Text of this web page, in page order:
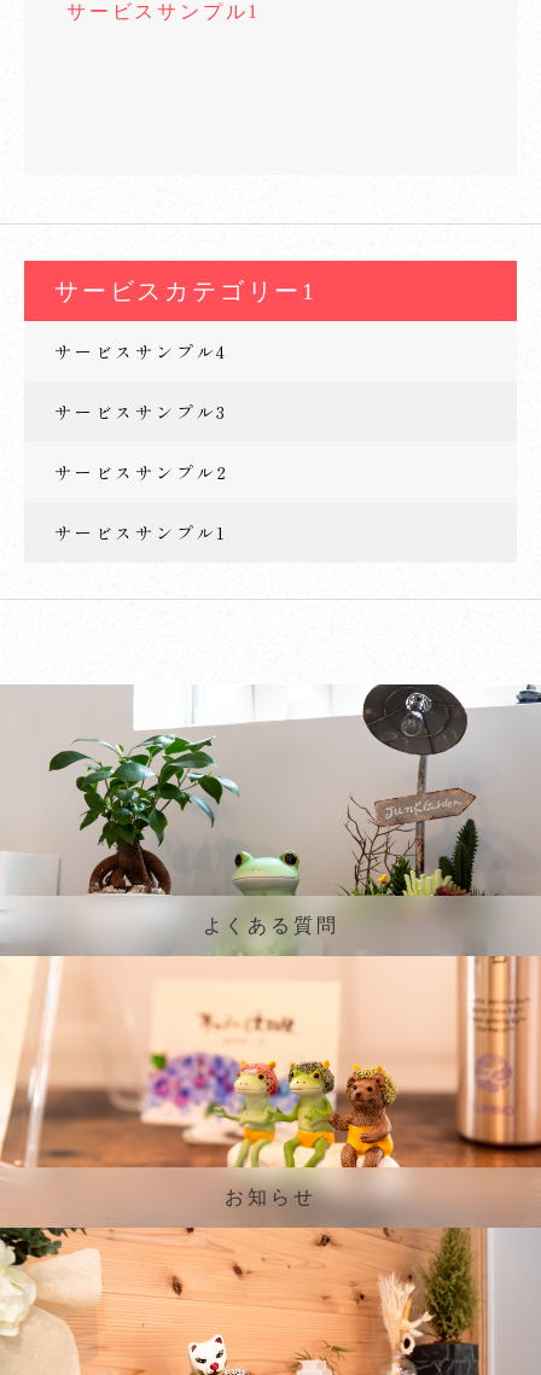
サービスサンプル1
サービスカテゴリー1
サービスサンプル4
サービスサンプル3
サービスサンプル2
サービスサンプル1
よくある質問
お知らせ